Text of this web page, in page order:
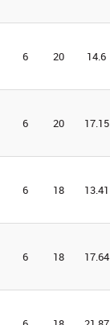
6 20 14.6
6 20 17.15
6 18 13.41
6 18 17.64